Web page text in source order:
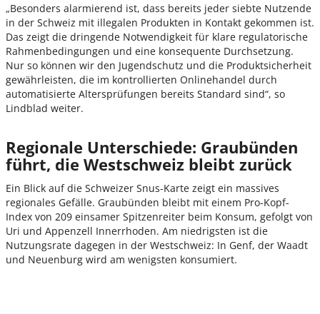
„Besonders alarmierend ist, dass bereits jeder siebte Nutzende
in der Schweiz mit illegalen Produkten in Kontakt gekommen ist.
Das zeigt die dringende Notwendigkeit für klare regulatorische
Rahmenbedingungen und eine konsequente Durchsetzung.
Nur so können wir den Jugendschutz und die Produktsicherheit
gewährleisten, die im kontrollierten Onlinehandel durch
automatisierte Altersprüfungen bereits Standard sind“, so
Lindblad weiter.
Regionale Unterschiede: Graubünden
führt, die Westschweiz bleibt zurück
Ein Blick auf die Schweizer Snus-Karte zeigt ein massives
regionales Gefälle. Graubünden bleibt mit einem Pro-Kopf-
Index von 209 einsamer Spitzenreiter beim Konsum, gefolgt von
Uri und Appenzell Innerrhoden. Am niedrigsten ist die
Nutzungsrate dagegen in der Westschweiz: In Genf, der Waadt
und Neuenburg wird am wenigsten konsumiert.